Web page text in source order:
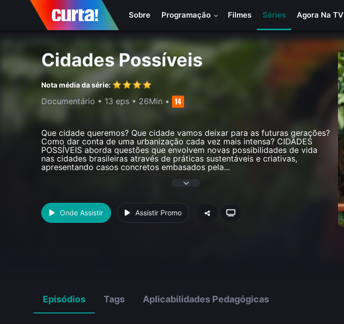
Sobre Programação Filmes Séries Agora Na TV
Cidades Possíveis
Nota média da série:
Documentário • 13 eps • 26Min •
Que cidade queremos? Que cidade vamos deixar para as futuras gerações?
Como dar conta de uma urbanização cada vez mais intensa? CIDADES
POSSÍVEIS aborda questões que envolvem novas possibilidades de vida
nas cidades brasileiras através de práticas sustentáveis e criativas,
apresentando casos concretos embasados pela...
Onde Assistir Assistir Promo
Episódios Tags Aplicabilidades Pedagógicas